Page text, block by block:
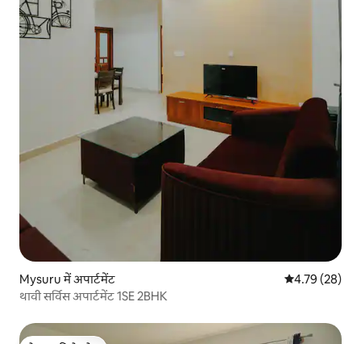
Mysuru में अपार्टमेंट औसत रेटिंग 5 में
4.79 (28)
थावी सर्विस अपार्टमेंट 1SE 2BHK